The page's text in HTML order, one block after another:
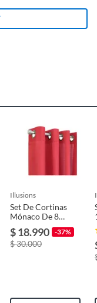
illusions
Set De Cortinas
Mónaco De 8
Piezas 140x220cm
Marca Idetex
Terracota
$ 18.990 -37%
$ 30.000